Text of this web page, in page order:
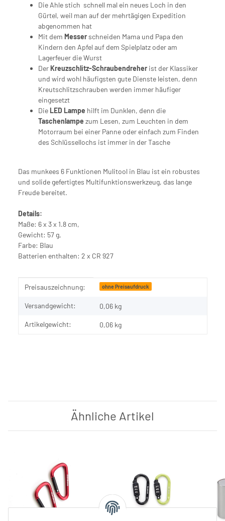
Die Ahle stich schnell mal ein neues Loch in den
Gürtel, weil man auf der mehrtägigen Expedition
abgenommen hat
Mit dem Messer schneiden Mama und Papa den
Kindern den Apfel auf dem Spielplatz oder am
Lagerfeuer die Wurst
DerKreuzschlitz-Schraubendreher ist der Klassiker
und wird wohl häufigsten gute Dienste leisten, denn
Kreutschlitzschrauben werden immer häufiger
eingesetzt
DieLED Lampe hilft im Dunklen, denn die
Taschenlampe zum Lesen, zum Leuchten in dem
Motorraum bei einer Panne oder einfach zum Finden
des Schlüssellochs ist immer in der Tasche
Das munkees 6 Funktionen Mulitool in Blau ist ein robustes
und solide gefertigtes Multifunktionswerkzeug, das lange
Freude bereitet.
Details:
Maße: 6 x 3 x 1.8 cm,
Gewicht: 57 g,
Farbe: Blau
Batterien enthalten: 2 x CR 927
Produkteigenschaft
Wert
Preisauszeichnung: ohne Preisaufdruck
Versandgewicht: 0,06 kg
Artikelgewicht: 0,06 kg
Ähnliche Artikel